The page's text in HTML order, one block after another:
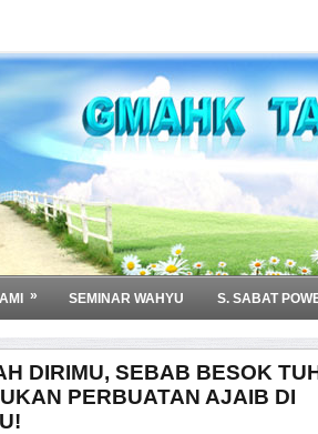
» SEMINAR WAHYU S. SABAT
DIRIMU, SEBAB BESOK
PERBUATAN AJAIB DI